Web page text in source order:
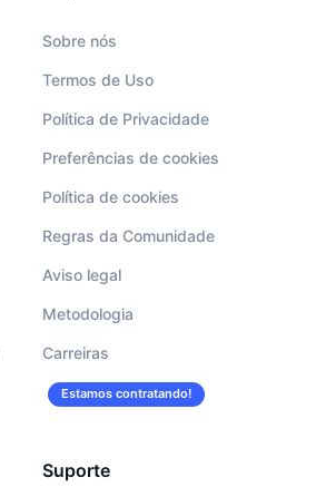
Sobre nós
Termos de Uso
Política de Privacidade
Preferências de cookies
Política de cookies
Regras da Comunidade
Aviso legal
Metodologia
Carreiras
Estamos contratando!
Suporte